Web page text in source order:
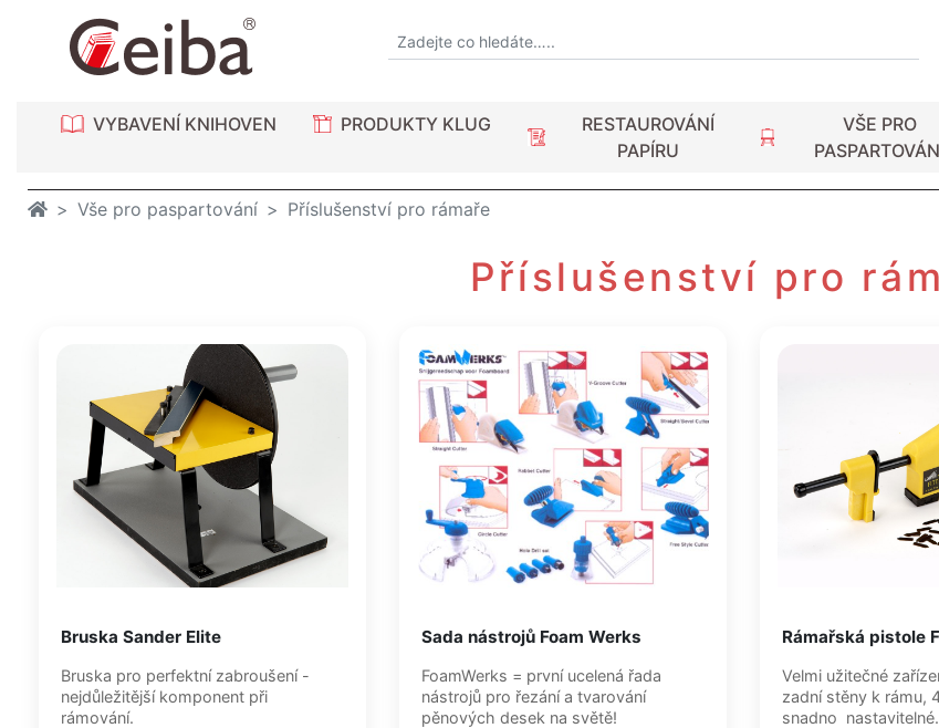
VYBAVENÍ KNIHOVEN PRODUKTY KLUG
RESTAUROVÁNÍ
PAPÍRU
VŠE PRO
Vše pro paspartování Příslušenství pro rámaře
Příslušenství pro
Bruska Sander Elite
Bruska pro perfektní zabroušení -
nejdůležitější komponent při
rámování.
Sada nástrojů Foam Werks
FoamWerks = první ucelená řada
nástrojů pro řezání a tvarování
pěnových desek na světě!
Rámařská pistole
Velmi užitečné
zadní stěny k rámu,
snadno